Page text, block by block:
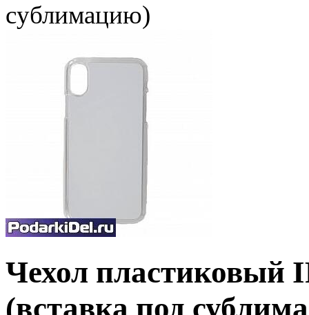
сублимацию)
Чехол пластиковый